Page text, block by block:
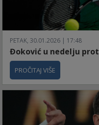
PETAK, 30.01.2026 | 17:48
Đoković u nedelju
PROČITAJ VIŠE